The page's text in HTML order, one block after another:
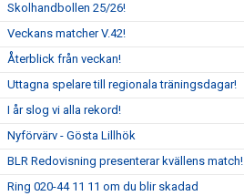
Skolhandbollen 25/26!
Veckans matcher V.42!
Återblick från veckan!
Uttagna spelare till regionala träningsdagar!
I år slog vi alla rekord!
Nyförvärv - Gösta Lillhök
BLR Redovisning presenterar kvällens match!
Ring 020-44 11 11 om du blir skadad